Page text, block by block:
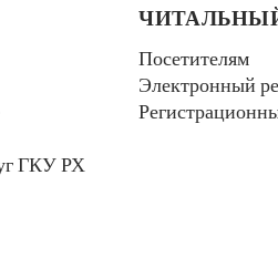
ГКУ РХ
Посетителям
Электронный